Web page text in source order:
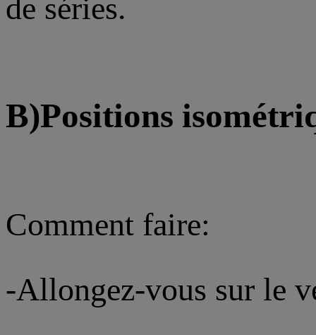
de séries.
B)Positions
Comment faire:
-Allongez-vous sur le